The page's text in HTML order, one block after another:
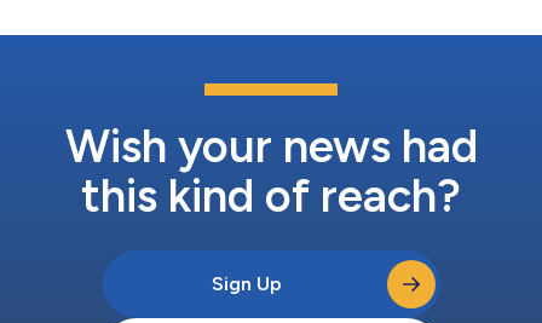
道(LEO)卫星以及NTN部署之间的无缝集成，确保在任何地方都能
(IAB)功能，通过作为符合3GPP标准的施主集中单元(Donor CU)和
施主分布式单元(Donor DU)的5G无线回传服务中继节点，在光纤
Wish your news had
this kind of reach?
Sign Up